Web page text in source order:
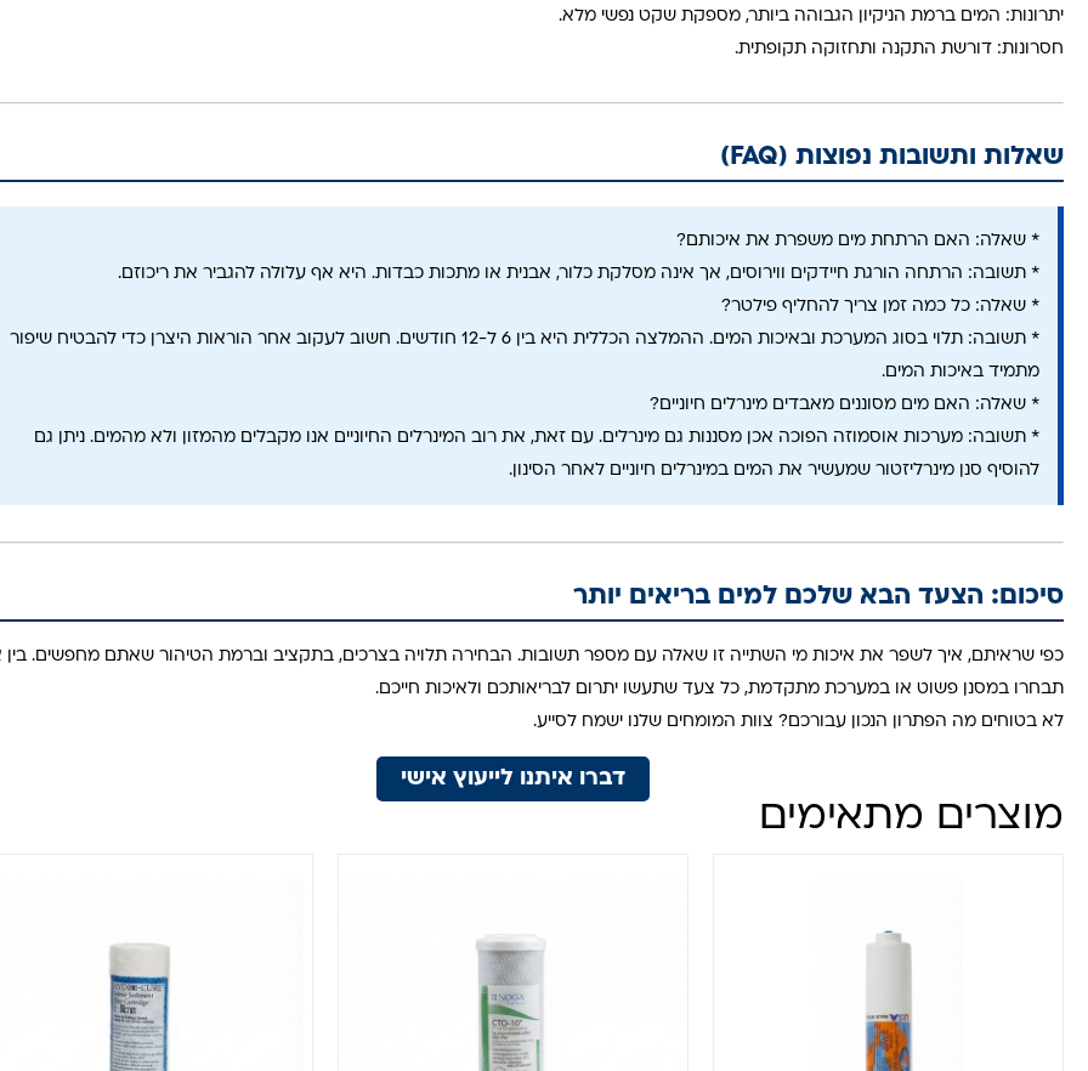
יתרונות: המים ברמת הניקיון הגבוהה ביותר, מספקת שקט נפשי מלא.
חסרונות: דורשת התקנה ותחזוקה תקופתית.
שאלות ותשובות נפוצות (FAQ)
* שאלה: האם הרתחת מים משפרת את איכותם?
* תשובה: הרתחה הורגת חיידקים ווירוסים, אך אינה מסלקת כלור, אבנית או מתכות כבדות. היא אף עלולה להגביר את ריכוזם.
* שאלה: כל כמה זמן צריך להחליף פילטר?
* תשובה: תלוי בסוג המערכת ובאיכות המים. ההמלצה הכללית היא בין 6 ל-12 חודשים. חשוב לעקוב אחר הוראות היצרן כדי להבטיח שיפור
מתמיד באיכות המים.
* שאלה: האם מים מסוננים מאבדים מינרלים חיוניים?
* תשובה: מערכות אוסמוזה הפוכה אכן מסננות גם מינרלים. עם זאת, את רוב המינרלים החיוניים אנו מקבלים מהמזון ולא מהמים. ניתן גם
להוסיף סנן מינרליזטור שמעשיר את המים במינרלים חיוניים לאחר הסינון.
סיכום: הצעד הבא שלכם למים בריאים יותר
כפי שראיתם, איך לשפר את איכות מי השתייה זו שאלה עם מספר תשובות. הבחירה תלויה בצרכים, בתקציב וברמת הטיהור שאתם מחפשים. בין
תבחרו במסנן פשוט או במערכת מתקדמת, כל צעד שתעשו יתרום לבריאותכם ולאיכות חייכם.
לא בטוחים מה הפתרון הנכון עבורכם? צוות המומחים שלנו ישמח לסייע.
דברו איתנו לייעוץ אישי
מוצרים מתאימים